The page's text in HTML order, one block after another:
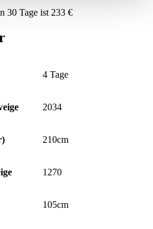
30 Tage ist 233 €
4 Tage
2034
210cm
1270
105cm